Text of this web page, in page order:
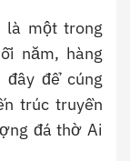
là một trong
năm, hàng
để cúng
trúc truyền
đá thờ Ai